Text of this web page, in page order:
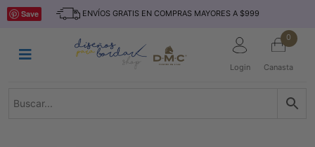
Saltar
ENVÍOS GRATIS EN COMPRAS MAYORES A $999
Login
0
Canasta
INICIO
TEJIDO
Save